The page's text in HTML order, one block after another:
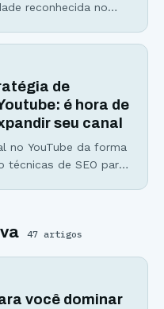
reconhecida no
na internet não é
de
é hora de
seu canal
no YouTube da forma
técnicas de SEO para
isso não é
47 artigos
você dominar